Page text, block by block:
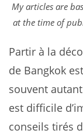
My articles are
at the time of
Partir à la
de Bangkok
souvent
est difficile
conseils tirés